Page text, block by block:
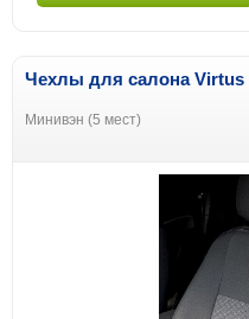
Чехлы для салона Virtus
Минивэн (5 мест)